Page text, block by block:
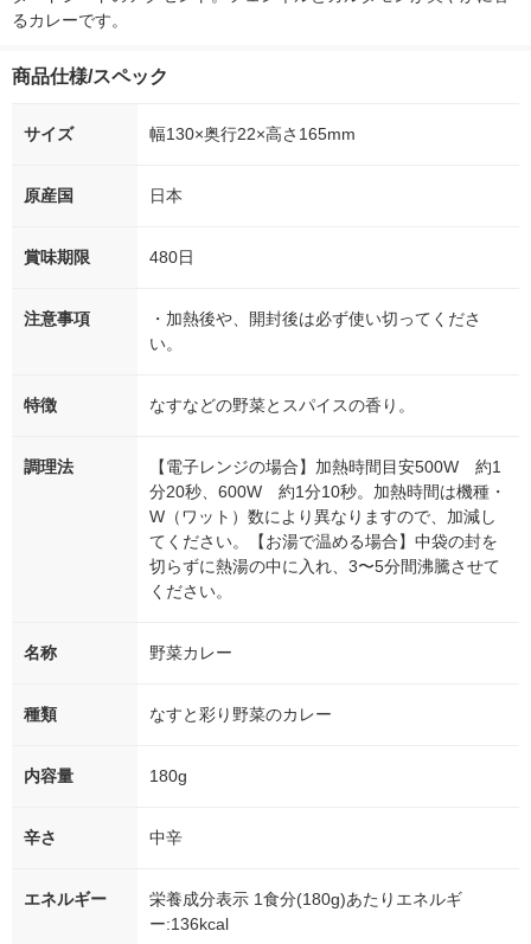
るカレーです。
商品仕様/スペック
サイズ 幅130×奥行22×高さ165mm
原産国 日本
賞味期限 480日
注意事項
・加熱後や、開封後は必ず使い切ってくださ
い。
特徴 なすなどの野菜とスパイスの香り。
調理法
【電子レンジの場合】加熱時間目安500W 約1
分20秒、600W 約1分10秒。加熱時間は機種・
W（ワット）数により異なりますので、加減し
てください。【お湯で温める場合】中袋の封を
切らずに熱湯の中に入れ、3〜5分間沸騰させて
ください。
名称 野菜カレー
種類 なすと彩り野菜のカレー
内容量 180g
辛さ 中辛
エネルギー
栄養成分表示 1食分(180g)あたりエネルギ
ー:136kcal